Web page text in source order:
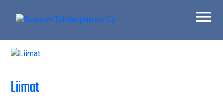
Suomen Tehdaspalvelu Oy
Parasta palvelua
Liimat